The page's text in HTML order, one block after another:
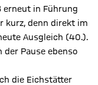
erneut in Führung
kurz, denn direkt im
Ausgleich (40.).
der Pause ebenso
die Eichstätter